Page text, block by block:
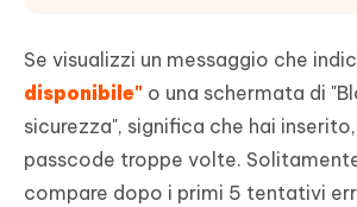
Se visualizzi un messaggio che
disponibile" o una schermata di
sicurezza", significa che hai
passcode troppe volte.
compare dopo i primi 5 tentativi